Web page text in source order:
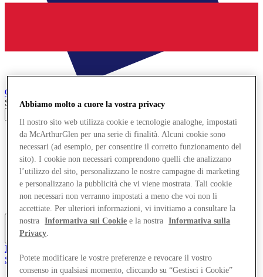
Cheshire Oaks
Search input
Negozi
Offerte
Pianifica la tua visita
Cosa c'è in programma
Mangia e Bevi
Gift Card
Servizi
Altro
Il Club
Salvata
it
Abbiamo molto a cuore la vostra privacy
Il nostro sito web utilizza cookie e tecnologie analoghe, impostati
da McArthurGlen per una serie di finalità. Alcuni cookie sono
necessari (ad esempio, per consentire il corretto funzionamento del
sito). I cookie non necessari comprendono quelli che analizzano
l’utilizzo del sito, personalizzano le nostre campagne di marketing
e personalizzano la pubblicità che vi viene mostrata. Tali cookie
non necessari non verranno impostati a meno che voi non li
accettiate. Per ulteriori informazioni, vi invitiamo a consultare la
nostra
Informativa sui Cookie e la nostra
Informativa sulla
Privacy
Potete modificare le vostre preferenze e revocare il vostro
consenso in qualsiasi momento, cliccando su “Gestisci i Cookie”